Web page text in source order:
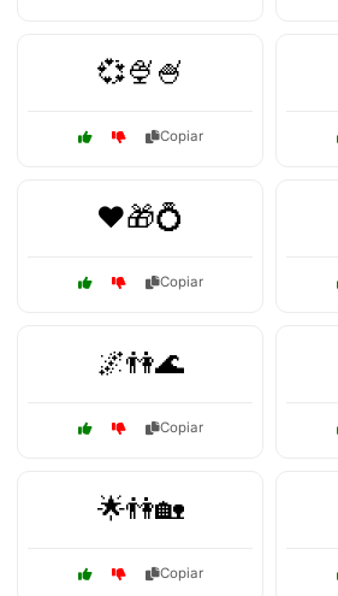
💞🍨🍧
Copiar
❤️🎁💍
Copiar
🌌👫🌊
Copiar
🌟👫🏡
Copiar